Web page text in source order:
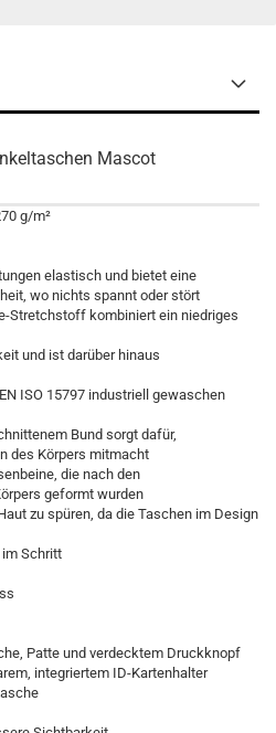
Mascot
g/m²
elastisch und bietet eine
wo nichts spannt oder stört
Stretchstoff kombiniert ein niedriges
und ist darüber hinaus
ISO 15797 industriell gewaschen
Bund sorgt dafür,
des Körpers mitmacht
die nach den
geformt wurden
zu spüren, da die Taschen im Design
im Schritt
Patte und verdecktem Druckknopf
integriertem ID-Kartenhalter